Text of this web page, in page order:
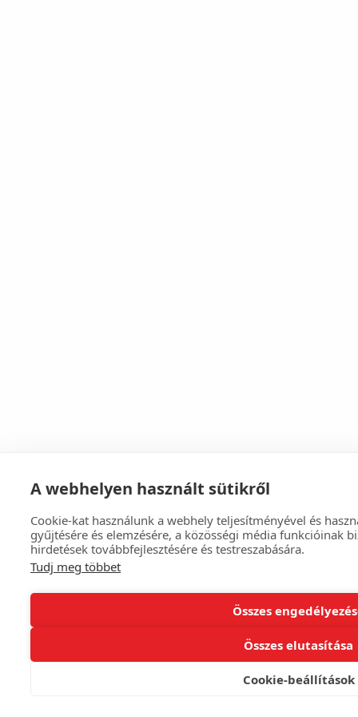
A webhelyen használt sütikről
Cookie-kat használunk a webhely teljesítményével és
gyűjtésére és elemzésére, a közösségi média funkcióinak
hirdetések továbbfejlesztésére és testreszabására.
Tudj meg többet
Összes
Összes elutasítása
Cookie-beállítások